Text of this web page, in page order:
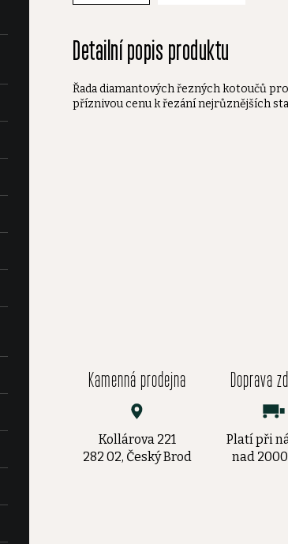
Detailní popis produktu
Řada diamantových řezných kotoučů
příznivou cenu k řezání nejrůznějších
Kamenná prodejna
Kollárova 221
282 02, Český Brod
Doprava
Platí při
nad